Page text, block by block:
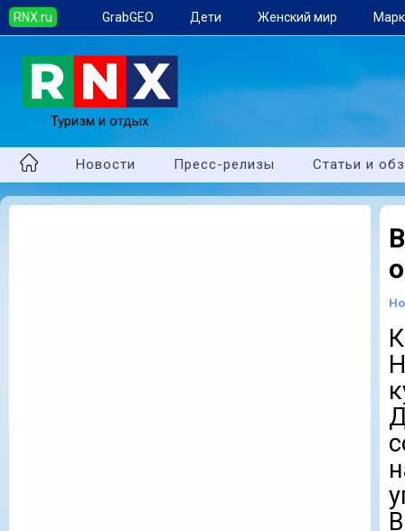
RNX.ru GrabGEO Дети Женский мир
Туризм и отдых
Новости Пресс-релизы Статьи и